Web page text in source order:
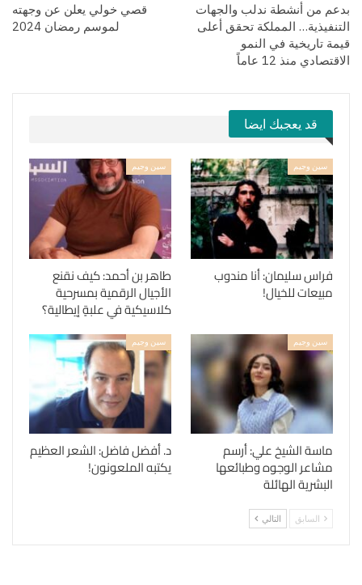
بدعم من أنشطة ندلب والجهات
التنفيذية… المملكة تحقق أعلى
قيمة تاريخية في النمو
الاقتصادي منذ 12 عاماً
قصي خولي يعلن عن وجهته
لموسم رمضان 2024
قد يعجبك ايضا
سين وجيم
فراس سليمان: أنا مندوب
مبيعات للخيال!
سين وجيم
طاهر بن أحمد: كيف نقنع
الأجيال الرقمية بمسرحية
كلاسيكية في علبةٍ إيطالية؟
سين وجيم
ماسة الشيخ علي: أرسم
مشاعر الوجوه وطبائعها
البشرية الهائلة
سين وجيم
د. أفضل فاضل: الشعر العظيم
يكتبه الملعونون!
السابق التالي